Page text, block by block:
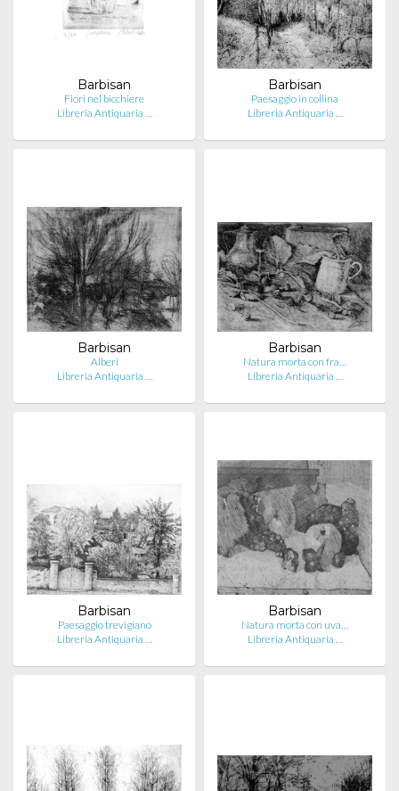
Barbisan
Fiori nel bicchiere
Libreria Antiquaria …
Barbisan
Paesaggio in collina
Libreria Antiquaria …
Barbisan
Alberi
Libreria Antiquaria …
Barbisan
Natura morta con fra…
Libreria Antiquaria …
Barbisan
Paesaggio trevigiano
Libreria Antiquaria …
Barbisan
Natura morta con uva…
Libreria Antiquaria …